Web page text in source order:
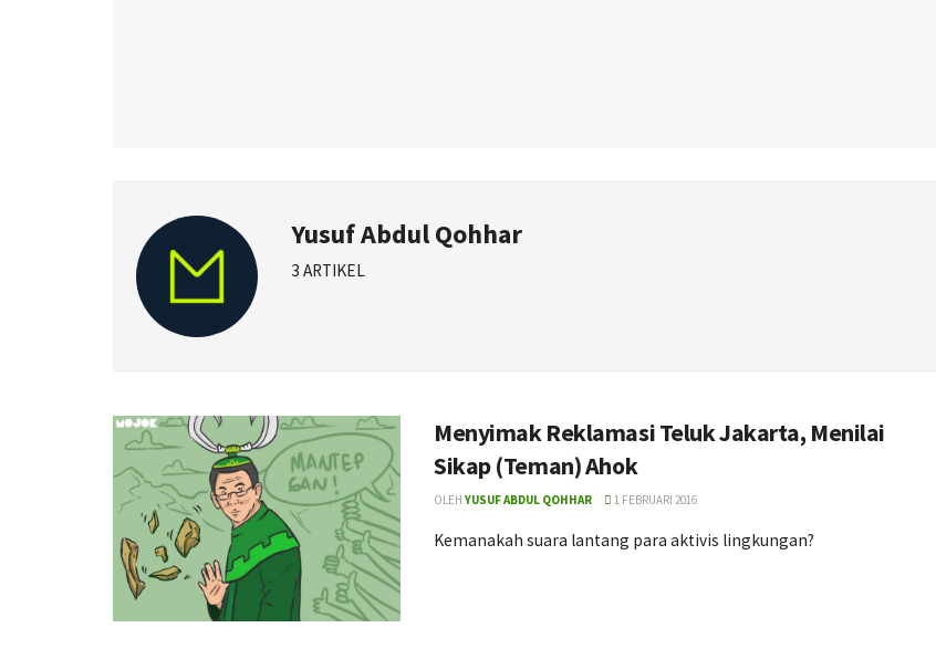
Yusuf Abdul Qohhar
3 ARTIKEL
Menyimak Reklamasi Teluk Jakarta, Menilai
Sikap (Teman) Ahok
OLEH YUSUF ABDUL QOHHAR 1 FEBRUARI 2016
Kemanakah suara lantang para aktivis lingkungan?